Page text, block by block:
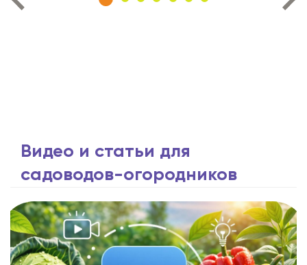
Видео и статьи для
садоводов-огородников